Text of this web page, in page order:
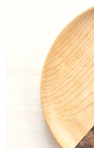
1.分期款項不併入電信
2.透過簡訊連結打開帳
帳／街口支付／iPASS
【注意事項】
1.本服務係由「台灣大
用戶於交易時，得透過
買賣價金債權讓與本公
2.基於同意付款使用「
資料（包含姓名、電話
由本公司與您本人進行
3.完整用戶服務條款，
【「AFTEE先享後付」
１．於結帳方式選擇「
結帳頁面，進行簡訊認
２．訂單成立數日內，
３．收到繳費通知簡訊
ATM／網路銀行／等多
※ 請注意：結帳手續完
購買商品的店家。未經
後付繳納相關費用。
※ 交易是否成功請以「
是否繳費成功／繳費後
客戶支援中心」
https://
每筆NT$70，滿
付款後7-11取貨
每筆NT$70，滿
每筆NT$100，滿
京站台北店客服中心
請自備購物袋，若需